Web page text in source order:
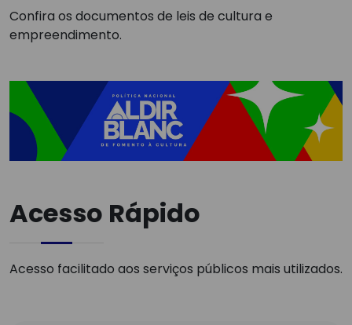
Confira os documentos de leis de cultura e
empreendimento.
Acesso Rápido
Acesso facilitado aos serviços públicos mais utilizados.